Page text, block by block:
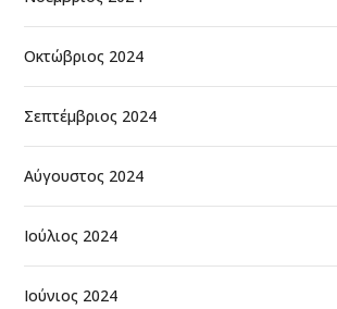
Οκτώβριος 2024
Σεπτέμβριος 2024
Αύγουστος 2024
Ιούλιος 2024
Ιούνιος 2024